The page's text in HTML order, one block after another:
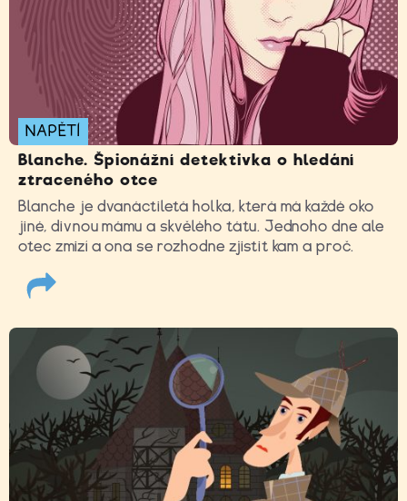
NAPĚTÍ
Blanche. Špionážní detektivka o hledání
ztraceného otce
Blanche je dvanáctiletá holka, která má každé oko
jiné, divnou mámu a skvělého tátu. Jednoho dne ale
otec zmizí a ona se rozhodne zjistit kam a proč.